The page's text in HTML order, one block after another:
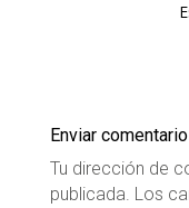
Enviar comentario
Tu dirección de
publicada. Los